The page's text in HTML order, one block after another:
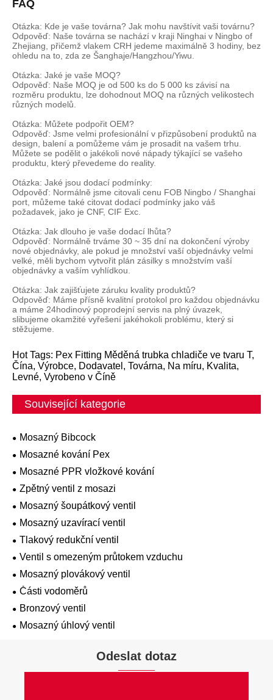
FAQ
Otázka: Kde je vaše továrna? Jak mohu navštívit vaši továrnu?
Odpověď: Naše továrna se nachází v kraji Ninghai v Ningbo of
Zhejiang, přičemž vlakem CRH jedeme maximálně 3 hodiny, bez
ohledu na to, zda ze Šanghaje/Hangzhou/Yiwu.
Otázka: Jaké je vaše MOQ?
Odpověď: Naše MOQ je od 500 ks do 5 000 ks závisí na
rozměru produktu, lze dohodnout MOQ na různých velikostech
různých modelů.
Otázka: Můžete podpořit OEM?
Odpověď: Jsme velmi profesionální v přizpůsobení produktů na
design, balení a pomůžeme vám je prosadit na vašem trhu.
Můžete se podělit o jakékoli nové nápady týkající se vašeho
produktu, který převedeme do reality.
Otázka: Jaké jsou dodací podmínky:
Odpověď: Normálně jsme citovali cenu FOB Ningbo / Shanghai
port, můžeme také citovat dodací podmínky jako váš
požadavek, jako je CNF, CIF Exc.
Otázka: Jak dlouho je vaše dodací lhůta?
Odpověď: Normálně trváme 30 ~ 35 dní na dokončení výroby
nové objednávky, ale pokud je množství vaší objednávky velmi
velké, měli bychom vytvořit plán zásilky s množstvím vaší
objednávky a vaším vyhlídkou.
Otázka: Jak zajišťujete záruku kvality produktů?
Odpověď: Máme přísně kvalitní protokol pro každou objednávku
a máme 24hodinový poprodejní servis na plný úvazek,
slibujeme okamžité vyřešení jakéhokoli problému, který si
stěžujeme.
Hot Tags: Pex Fitting Měděná trubka chladiče ve tvaru T,
Čína, Výrobce, Dodavatel, Továrna, Na míru, Kvalita,
Levné, Vyrobeno v Číně
Související kategorie
Mosazný Bibcock
Mosazné kování Pex
Mosazné PPR vložkové kování
Zpětný ventil z mosazi
Mosazný šoupátkový ventil
Mosazný uzavírací ventil
Tlakový redukční ventil
Ventil s omezeným průtokem vzduchu
Mosazný plovákový ventil
Části vodoměrů
Bronzový ventil
Mosazný úhlový ventil
Odeslat dotaz